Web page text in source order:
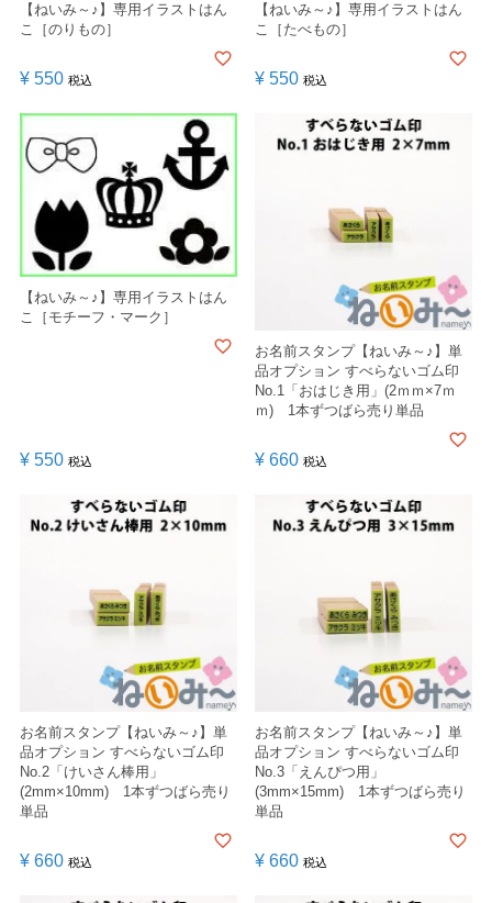
【ねいみ～♪】専用イラストはん
こ［のりもの］
¥ 550 税込
【ねいみ～♪】専用イラストはん
こ［たべもの］
¥ 550 税込
【ねいみ～♪】専用イラストはん
こ［モチーフ・マーク］
¥ 550 税込
お名前スタンプ【ねいみ～♪】単
品オプション すべらないゴム印
No.1「おはじき用」(2ｍｍ×7ｍ
ｍ) 1本ずつばら売り単品
¥ 660 税込
お名前スタンプ【ねいみ～♪】単
品オプション すべらないゴム印
No.2「けいさん棒用」
(2mm×10mm) 1本ずつばら売り
単品
¥ 660 税込
お名前スタンプ【ねいみ～♪】単
品オプション すべらないゴム印
No.3「えんぴつ用」
(3mm×15mm) 1本ずつばら売り
単品
¥ 660 税込